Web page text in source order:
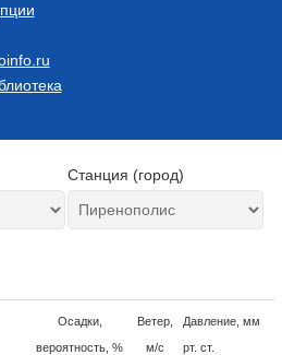
Станция (город)
Осадки,
вероятность, %
Ветер,
м/с
Давление, мм
рт. ст.